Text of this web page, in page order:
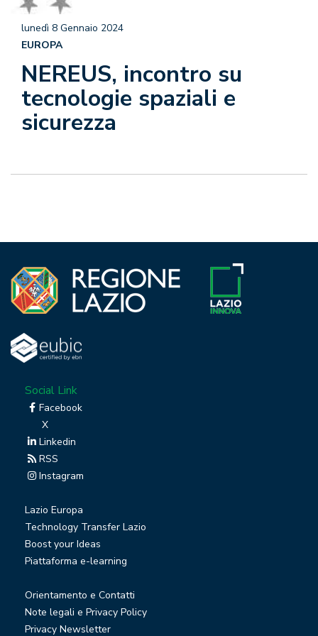
NEREUS, incontro su
tecnologie spaziali e
sicurezza
lunedì 8 Gennaio 2024
EUROPA
Social Link
Facebook
X
Linkedin
RSS
Instagram
Lazio Europa
Technology Transfer Lazio
Boost your Ideas
Piattaforma e-learning
Orientamento e Contatti
Note legali e Privacy Policy
Privacy Newsletter